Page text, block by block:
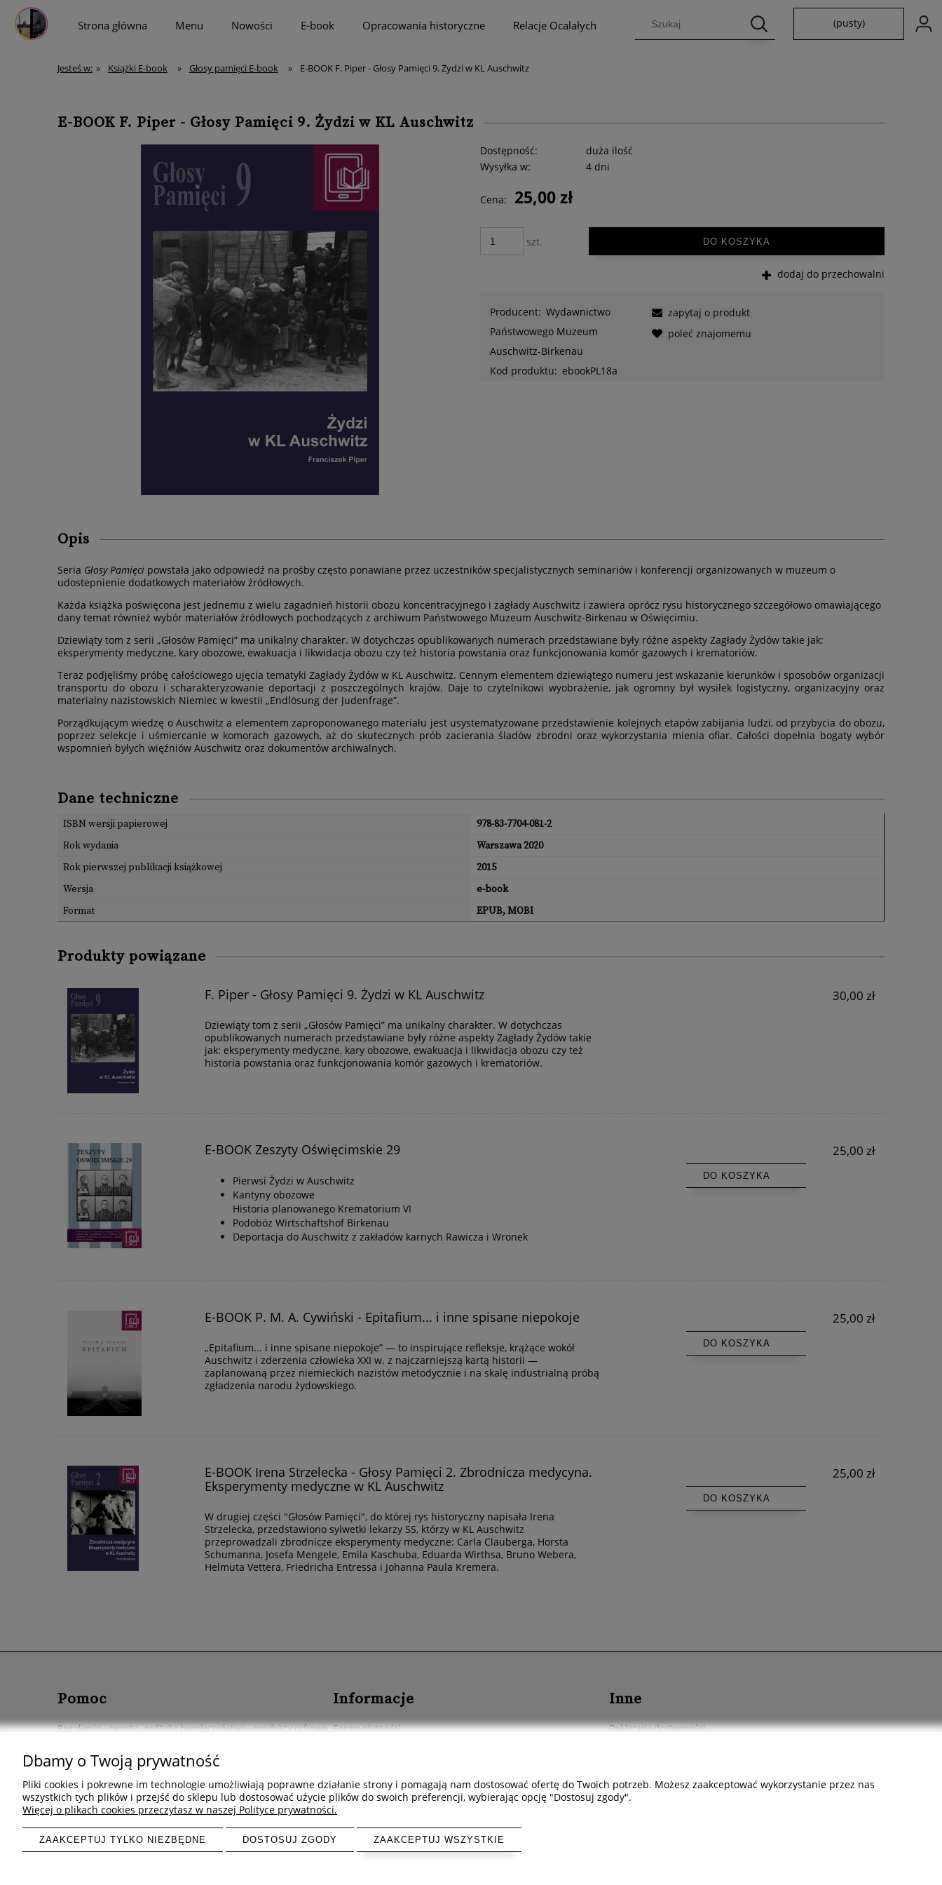
Strona główna Menu Nowości E-book Opracowania historyczne Relacje Ocalałych (pusty)
Jesteś w: » Książki E-book » Głosy pamięci E-book » E-BOOK F. Piper - Głosy Pamięci 9. Żydzi w KL Auschwitz
E-BOOK F. Piper - Głosy Pamięci 9. Żydzi w KL Auschwitz
Dostępność:
duża ilość
Wysyłka w:
4 dni
Cena: 25,00 zł
szt. DO KOSZYKA
dodaj do przechowalni
Producent: Wydawnictwo
Państwowego Muzeum
Auschwitz-Birkenau
Kod produktu: ebookPL18a
zapytaj o produkt
poleć znajomemu
Opis
Seria Głosy Pamięci powstała jako odpowiedź na prośby często ponawiane przez uczestników specjalistycznych seminariów i konferencji organizowanych w muzeum o
udostepnienie dodatkowych materiałów źródłowych.
Każda książka poświęcona jest jednemu z wielu zagadnień historii obozu koncentracyjnego i zagłady Auschwitz i zawiera oprócz rysu historycznego szczegółowo omawiającego
dany temat również wybór materiałów źródłowych pochodzących z archiwum Państwowego Muzeum Auschwitz-Birkenau w Oświęcimiu.
Dziewiąty tom z serii „Głosów Pamięci” ma unikalny charakter. W dotychczas opublikowanych numerach przedstawiane były różne aspekty Zagłady Żydów takie jak:
eksperymenty medyczne, kary obozowe, ewakuacja i likwidacja obozu czy też historia powstania oraz funkcjonowania komór gazowych i krematoriów.
Teraz podjęliśmy próbę całościowego ujęcia tematyki Zagłady Żydów w KL Auschwitz. Cennym elementem dziewiątego numeru jest wskazanie kierunków i sposobów organizacji
transportu do obozu i scharakteryzowanie deportacji z poszczególnych krajów. Daje to czytelnikowi wyobrażenie, jak ogromny był wysiłek logistyczny, organizacyjny oraz
materialny nazistowskich Niemiec w kwestii „Endlösung der Judenfrage”.
Porządkującym wiedzę o Auschwitz a elementem zaproponowanego materiału jest usystematyzowane przedstawienie kolejnych etapów zabijania ludzi, od przybycia do obozu,
poprzez selekcje i uśmiercanie w komorach gazowych, aż do skutecznych prób zacierania śladów zbrodni oraz wykorzystania mienia ofiar. Całości dopełnia bogaty wybór
wspomnień byłych więźniów Auschwitz oraz dokumentów archiwalnych.
Dane techniczne
ISBN wersji papierowej
978-83-7704-081-2
Rok wydania
Warszawa 2020
Rok pierwszej publikacji książkowej
2015
Wersja
e-book
Format
EPUB, MOBI
Produkty powiązane
F. Piper - Głosy Pamięci 9. Żydzi w KL Auschwitz
Dziewiąty tom z serii „Głosów Pamięci” ma unikalny charakter. W dotychczas
opublikowanych numerach przedstawiane były różne aspekty Zagłady Żydów takie
jak: eksperymenty medyczne, kary obozowe, ewakuacja i likwidacja obozu czy też
historia powstania oraz funkcjonowania komór gazowych i krematoriów.
30,00 zł
E-BOOK Zeszyty Oświęcimskie 29
Pierwsi Żydzi w Auschwitz
Kantyny obozowe
Historia planowanego Krematorium VI
Podobóz Wirtschaftshof Birkenau
Deportacja do Auschwitz z zakładów karnych Rawicza i Wronek
25,00 zł
DO KOSZYKA
E-BOOK P. M. A. Cywiński - Epitafium... i inne spisane niepokoje
„Epitafium... i inne spisane niepokoje” — to inspirujące refleksje, krążące wokół
Auschwitz i zderzenia człowieka XXI w. z najczarniejszą kartą historii —
zaplanowaną przez niemieckich nazistów metodycznie i na skalę industrialną próbą
zgładzenia narodu żydowskiego.
25,00 zł
DO KOSZYKA
E-BOOK Irena Strzelecka - Głosy Pamięci 2. Zbrodnicza medycyna.
Eksperymenty medyczne w KL Auschwitz
W drugiej części "Głosów Pamięci", do której rys historyczny napisała Irena
Strzelecka, przedstawiono sylwetki lekarzy SS, którzy w KL Auschwitz
przeprowadzali zbrodnicze eksperymenty medyczne: Carla Clauberga, Horsta
Schumanna, Josefa Mengele, Emila Kaschuba, Eduarda Wirthsa, Bruno Webera,
Helmuta Vettera, Friedricha Entressa i Johanna Paula Kremera.
25,00 zł
DO KOSZYKA
Pomoc
Regulamin - zwroty - polityka bezpieczeństwa - produkty cyfrowe
Informacje
Formy płatności
Inne
Deklaracja dostępności
Kontakt i dane firmy
Dbamy o Twoją prywatność
Pliki cookies i pokrewne im technologie umożliwiają poprawne działanie strony i pomagają nam dostosować ofertę do Twoich potrzeb. Możesz zaakceptować wykorzystanie przez nas
wszystkich tych plików i przejść do sklepu lub dostosować użycie plików do swoich preferencji, wybierając opcję "Dostosuj zgody".
Więcej o plikach cookies przeczytasz w naszej Polityce prywatności.
ZAAKCEPTUJ TYLKO NIEZBĘDNE DOSTOSUJ ZGODY ZAAKCEPTUJ WSZYSTKIE